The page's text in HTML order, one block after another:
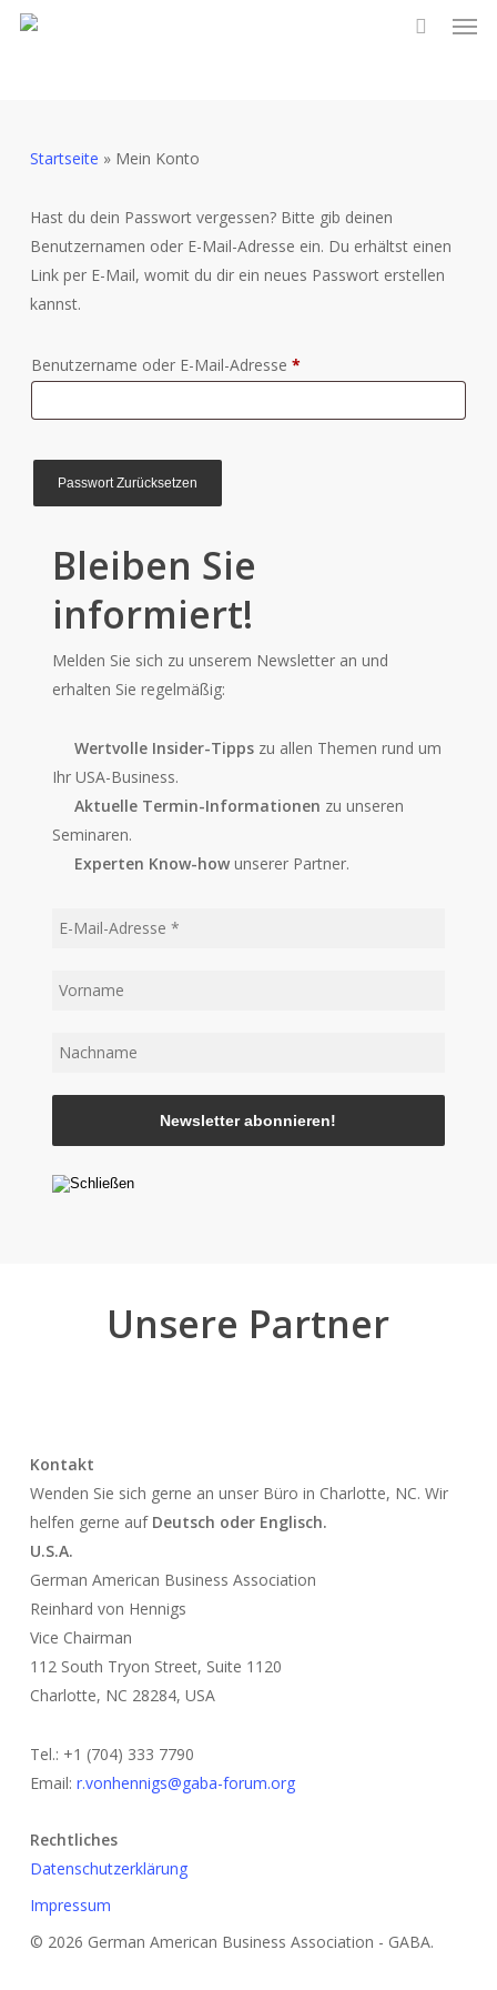
Skip
Startseite » Mein Konto
Hast du dein Passwort vergessen? Bitte gib deinen
Benutzernamen oder E-Mail-Adresse ein. Du erhältst einen
Link per E-Mail, womit du dir ein neues Passwort erstellen
kannst.
Benutzername oder E-Mail-Adresse *Erforderlich
Passwort Zurücksetzen
Bleiben Sie
informiert!
Melden Sie sich zu unserem Newsletter an und
erhalten Sie regelmäßig:
Wertvolle Insider-Tippszu allen Themen rund um
Ihr USA-Business.
Aktuelle Termin-Informationen zu unseren
Seminaren.
Experten Know-howunserer Partner.
Unsere Partner
Kontakt
Wenden Sie sich gerne an unser Büro in Charlotte, NC. Wir
helfen gerne auf Deutsch oder Englisch.
U.S.A.
German American Business Association
Reinhard von Hennigs
Vice Chairman
112 South Tryon Street, Suite 1120
Charlotte, NC 28284, USA
Tel.: +1 (704) 333 7790
Email: r.vonhennigs@gaba-forum.org
Rechtliches
Datenschutzerklärung
Impressum
© 2026 German American Business Association - GABA.